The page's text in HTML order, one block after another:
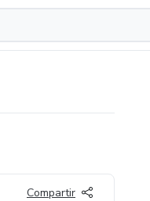
Compartir